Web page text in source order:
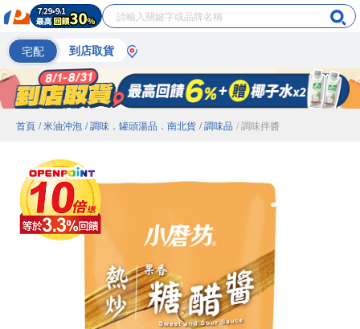
宅配 到店取貨
首頁 / 米油沖泡 / 調味．罐頭湯品．南北貨 / 調味品 / 調味拌醬